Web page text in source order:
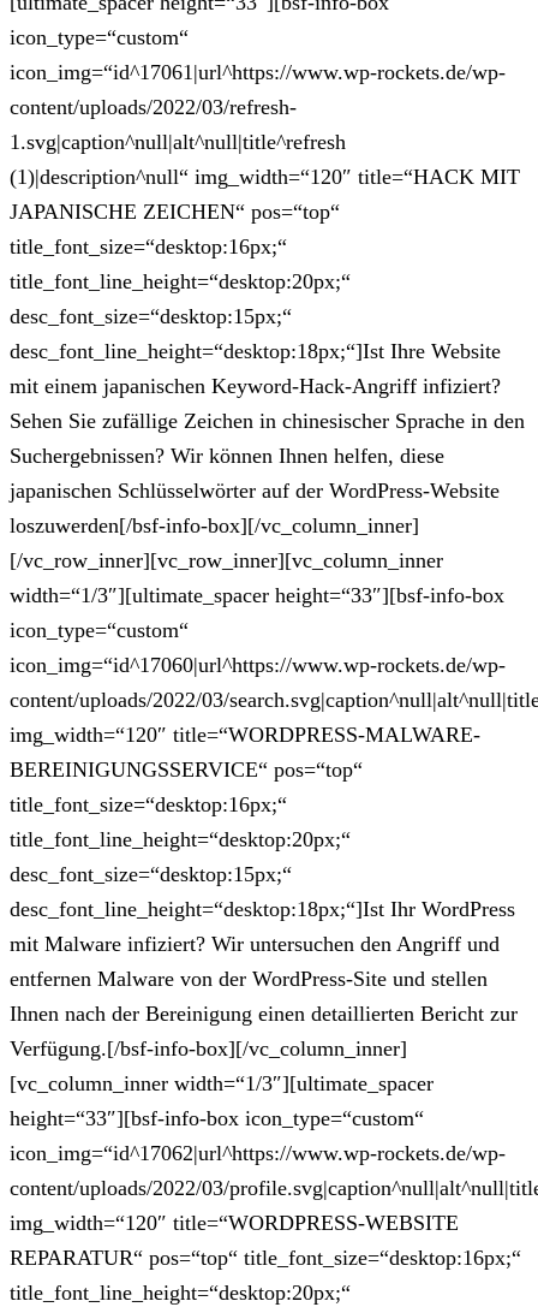
icon_type=“custom“
icon_img=“id^17061|url^https://www.wp-rockets.de/wp-
content/uploads/2022/03/refresh-
1.svg|caption^null|alt^null|title^refresh
(1)|description^null“ img_width=“120″ title=“HACK MIT
JAPANISCHE ZEICHEN“ pos=“top“
title_font_size=“desktop:16px;“
title_font_line_height=“desktop:20px;“
desc_font_size=“desktop:15px;“
desc_font_line_height=“desktop:18px;“]Ist Ihre Website
mit einem japanischen Keyword-Hack-Angriff infiziert?
Sehen Sie zufällige Zeichen in chinesischer Sprache in den
Suchergebnissen? Wir können Ihnen helfen, diese
japanischen Schlüsselwörter auf der WordPress-Website
loszuwerden[/bsf-info-box][/vc_column_inner]
[/vc_row_inner][vc_row_inner][vc_column_inner
width=“1/3″][ultimate_spacer height=“33″][bsf-info-box
icon_type=“custom“
icon_img=“id^17060|url^https://www.wp-rockets.de/wp-
content/uploads/2022/03/
img_width=“120″ title=“WORDPRESS-MALWARE-
BEREINIGUNGSSERVICE“ pos=“top“
title_font_size=“desktop:16px;“
title_font_line_height=“desktop:20px;“
desc_font_size=“desktop:15px;“
desc_font_line_height=“desktop:18px;“]Ist Ihr WordPress
mit Malware infiziert? Wir untersuchen den Angriff und
entfernen Malware von der WordPress-Site und stellen
Ihnen nach der Bereinigung einen detaillierten Bericht zur
Verfügung.[/bsf-info-box][/vc_column_inner]
[vc_column_inner width=“1/3″][ultimate_spacer
height=“33″][bsf-info-box icon_type=“custom“
icon_img=“id^17062|url^https://www.wp-rockets.de/wp-
content/uploads/2022/03/
img_width=“120″ title=“WORDPRESS-WEBSITE
REPARATUR“ pos=“top“ title_font_size=“desktop:16px;“
title_font_line_height=“desktop:20px;“